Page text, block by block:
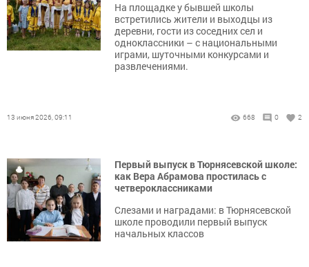
На площадке у бывшей школы
встретились жители и выходцы из
деревни, гости из соседних сел и
одноклассники – с национальными
играми, шуточными конкурсами и
развлечениями.
13 июня 2026, 09:11 668 0 2
Первый выпуск в Тюрнясевской школе:
как Вера Абрамова простилась с
четвероклассниками
Слезами и наградами: в Тюрнясевской
школе проводили первый выпуск
начальных классов